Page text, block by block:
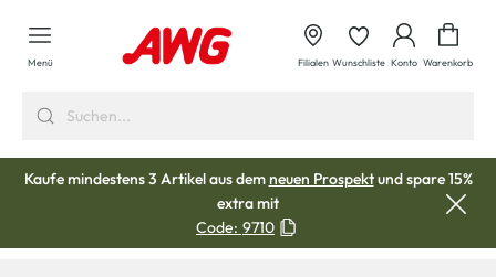
springen
Menü Filialen Wunschliste Konto Warenkorb
Kaufe mindestens 3 Artikel aus demneuen Prospektund spare 15%
extra mit
Code: 9710